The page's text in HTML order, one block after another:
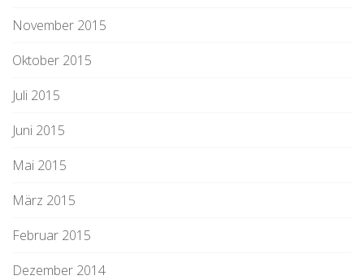
November 2015
Oktober 2015
Juli 2015
Juni 2015
Mai 2015
März 2015
Februar 2015
Dezember 2014